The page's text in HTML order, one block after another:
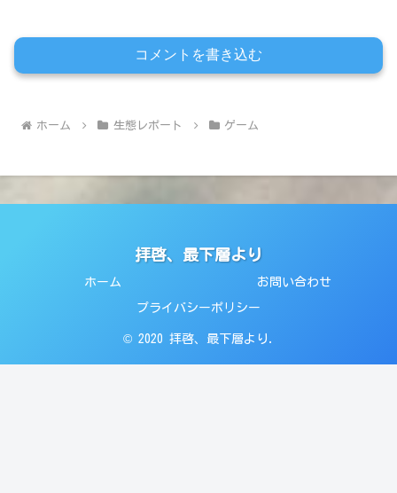
コメントを書き込む
ホーム 生態レポート ゲーム
拝啓、最下層より
ホーム お問い合わせ
プライバシーポリシー
© 2020 拝啓、最下層より.